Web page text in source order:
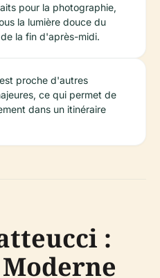
pour la photographie,
la lumière douce du
la fin d'après-midi.
proche d'autres
ce qui permet de
dans un itinéraire
: